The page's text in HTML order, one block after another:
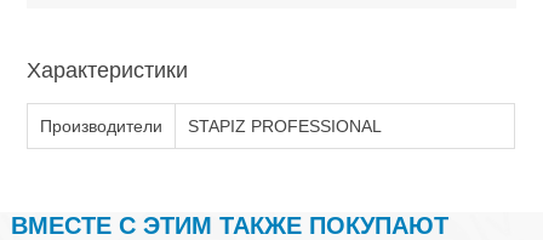
Характеристики
Производители STAPIZ PROFESSIONAL
ВМЕСТЕ С ЭТИМ ТАКЖЕ ПОКУПАЮТ